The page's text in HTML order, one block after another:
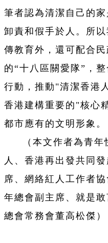
筆者認為清潔自己的
卸責和假手於人。所
傳教育外，還可配合
的“十八區關愛隊”，
行動，推動"清潔香港
香港建構重要的"核心
都市應有的文明形象。
（本文作者為青
人、香港再出發共同
席、網絡紅人工作者
年總會副主席、就是
總會常務會董高松傑 ）